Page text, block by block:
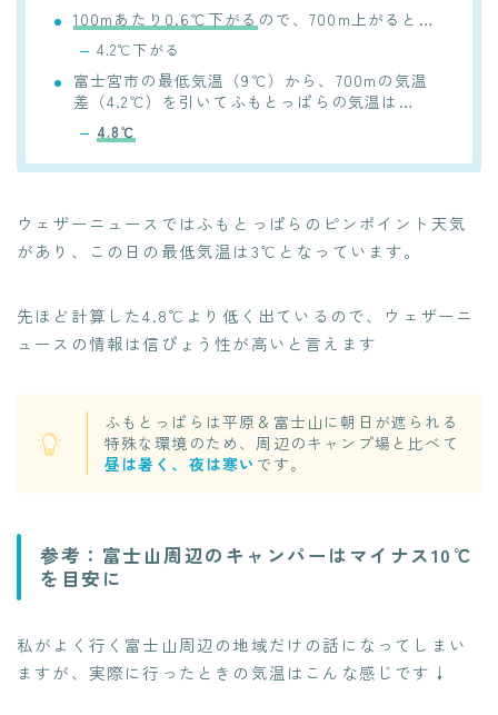
100mあたり0.6℃下がる ので、700m上がると…
4.2℃下がる
富士宮市の最低気温（9℃）から、700mの気温
差（4.2℃）を引いてふもとっぱらの気温は…
4.8℃
ウェザーニュースではふもとっぱらのピンポイント天気
があり、この日の最低気温は3℃となっています。
先ほど計算した4.8℃より低く出ているので、ウェザーニ
ュースの情報は信ぴょう性が高いと言えます
ふもとっぱらは平原＆富士山に朝日が遮られる
特殊な環境のため、周辺のキャンプ場と比べて
昼は暑く、夜は寒い です。
参考：富士山周辺のキャンパーはマイナス10℃
を目安に
私がよく行く富士山周辺の地域だけの話になってしまい
ますが、実際に行ったときの気温はこんな感じです↓